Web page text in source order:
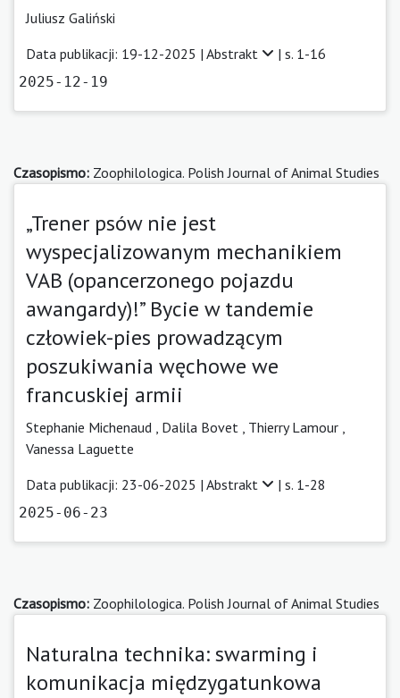
Juliusz Galiński
Data publikacji: 19-12-2025 | Abstrakt | s. 1-16
2025-12-19
Czasopismo: Zoophilologica. Polish Journal of Animal Studies
„Trener psów nie jest
wyspecjalizowanym mechanikiem
VAB (opancerzonego pojazdu
awangardy)!” Bycie w tandemie
człowiek-pies prowadzącym
poszukiwania węchowe we
francuskiej armii
Stephanie Michenaud Dalila Bovet Thierry Lamour
Vanessa Laguette
Data publikacji: 23-06-2025 | Abstrakt | s. 1-28
2025-06-23
Czasopismo: Zoophilologica. Polish Journal of Animal Studies
Naturalna technika: swarming i
komunikacja międzygatunkowa